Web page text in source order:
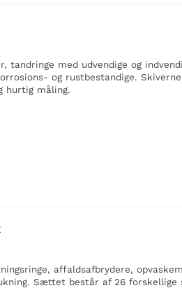
tandringe med udvendige og
og rustbestandige.
hurtig måling.
affaldsafbrydere,
Sættet består af 26